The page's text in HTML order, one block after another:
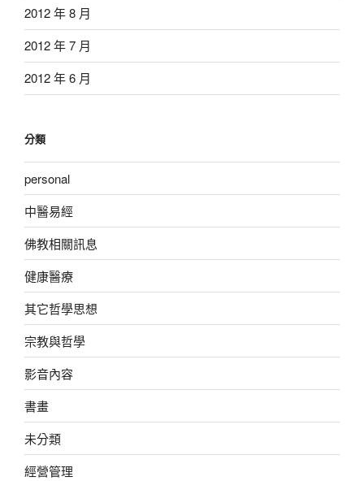
2012 年 8 月
2012 年 7 月
2012 年 6 月
分類
personal
中醫易經
佛教相關訊息
健康醫療
其它哲學思想
宗教與哲學
影音內容
書畫
未分類
經營管理